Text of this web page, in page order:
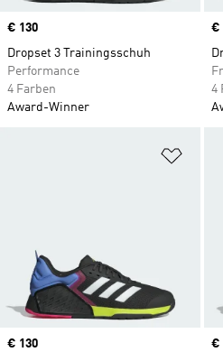
Price
€ 130
Dropset 3 Trainingsschuh
Performance
4 Farben
Award-Winner
€
4
Price
€ 130
€